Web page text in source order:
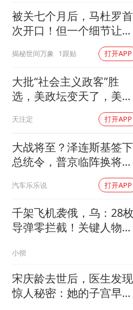
被关七个月后，马杜罗首
次开口！但一个细节让特
揭秘世间万象 1跟贴 打开APP
大批“社会主义政客”胜
选，美政坛变天了，美官
天注定 打开APP
大战将至？泽连斯基签下
总统令，普京临阵换将，
汽车乐乐说 打开APP
千架飞机袭俄，乌：28枚
导弹零拦截！关键人物被
小彻
宋庆龄去世后，医生发现
惊人秘密：她的子宫早就